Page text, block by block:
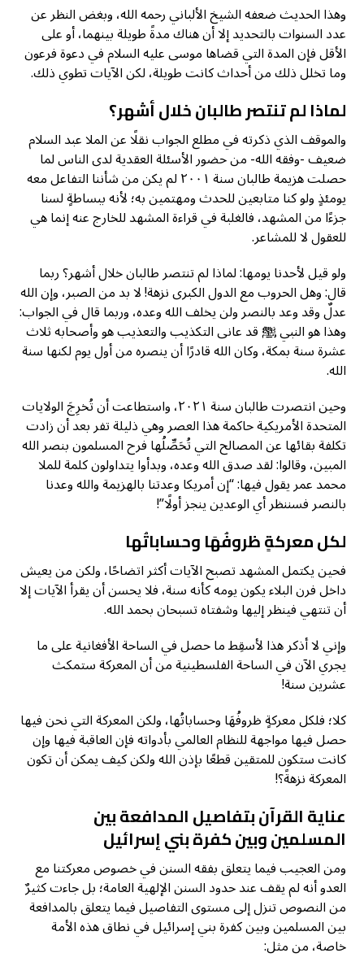
وهذا الحديث ضعفه الشيخ الألباني رحمه الله، وبغض النظر عن
عدد السنوات بالتحديد إلا أن هناك مدةً طويلة بينهما، أو على
الأقل فإن المدة التي قضاها موسى عليه السلام في دعوة فرعون
وما تخلل ذلك من أحداث كانت طويلة، لكن الآيات تطوي ذلك.
لماذا لم تنتصر طالبان خلال أشهر؟
والموقف الذي ذكرته في مطلع الجواب نقلًا عن الملا عبد السلام
ضعيف -وفقه الله- من حضور الأسئلة العقدية لدى الناس لما
حصلت هزيمة طالبان سنة ٢٠٠١ لم يكن من شأننا التفاعل معه
يومئذٍ ولو كنا متابعين للحدث ومهتمين به؛ لأنه ببساطةٍ لسنا
جزءًا من المشهد، فالغلبة في قراءة المشهد للخارج عنه إنما هي
للعقول لا للمشاعر.
ولو قيل لأحدنا يومها: لماذا لم تنتصر طالبان خلال أشهر؟ ربما
قال: وهل الحروب مع الدول الكبرى نزهة! لا بد من الصبر، وإن الله
عدلٌ وقد وعد بالنصر ولن يخلف الله وعده، وربما قال في الجواب:
وهذا هو النبي ﷺ قد عانى التكذيب والتعذيب هو وأصحابه ثلاث
عشرة سنة بمكة، وكان الله قادرًا أن ينصره من أول يوم لكنها سنة
الله.
وحين انتصرت طالبان سنة ٢٠٢١، واستطاعت أن تُخرِجَ الولايات
المتحدة الأمريكية حاكمة هذا العصر وهي ذليلة تفر بعد أن زادت
تكلفة بقائها عن المصالح التي تُحَصِّلُها فرح المسلمون بنصر الله
المبين، وقالوا: لقد صدق الله وعده، وبدأوا يتداولون كلمة للملا
محمد عمر يقول فيها: “إن أمريكا وعدتنا بالهزيمة والله وعدنا
بالنصر فسننظر أي الوعدين ينجز أولًا”!
لكل معركةٍ ظروفُهَا وحساباتُها
فحين يكتمل المشهد تصبح الآيات أكثر اتضاحًا، ولكن من يعيش
داخل فرن البلاء يكون يومه كأنه سنة، فلا يحسن أن يقرأ الآيات إلا
أن تنتهي فينظر إليها وشفتاه تسبحان بحمد الله.
وإني لا أذكر هذا لأسقِط ما حصل في الساحة الأفغانية على ما
يجري الآن في الساحة الفلسطينية من أن المعركة ستمكث
عشرين سنة!
كلا؛ فلكل معركةٍ ظروفُهَا وحساباتُها، ولكن المعركة التي نحن فيها
حصل فيها مواجهة للنظام العالمي بأدواته فإن العاقبة فيها وإن
كانت ستكون للمتقين قطعًا بإذن الله ولكن كيف يمكن أن تكون
المعركة نزهةً؟!
عناية القرآن بتفاصيل المدافعة بين
المسلمين وبين كفرة بني إسرائيل
ومن العجيب فيما يتعلق بفقه السنن في خصوص معركتنا مع
العدو أنه لم يقف عند حدود السنن الإلهية العامة؛ بل جاءت كثيرٌ
من النصوص تنزل إلى مستوى التفاصيل فيما يتعلق بالمدافعة
بين المسلمين وبين كفرة بني إسرائيل في نطاق هذه الأمة
خاصة، من مثل: